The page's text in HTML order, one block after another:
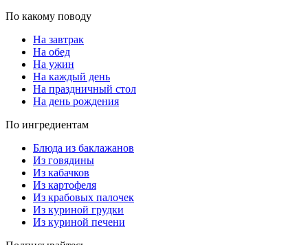
По какому поводу
На завтрак
На обед
На ужин
На каждый день
На праздничный стол
На день рождения
По ингредиентам
Блюда из баклажанов
Из говядины
Из кабачков
Из картофеля
Из крабовых палочек
Из куриной грудки
Из куриной печени